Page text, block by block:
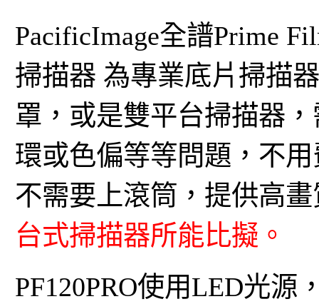
PacificImage全譜Prime
掃描器 為專業底片掃描
罩，或是雙平台掃描器
環或色偏等等問題，不
不需要上滾筒，提供高
台式掃描器所能比擬。
PF120PRO使用LED光